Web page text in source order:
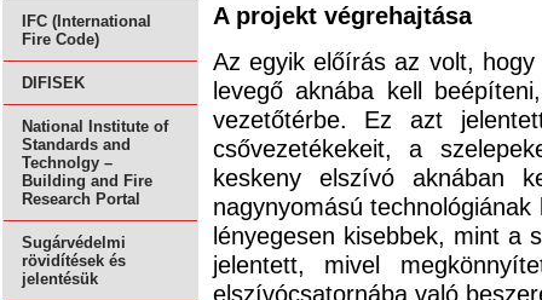
IFC (International
Fire Code)
DIFISEK
National Institute of
Standards and
Technolgy –
Building and Fire
Research Portal
Sugárvédelmi
rövidítések és
jelentésük
A projekt végrehajtása
Az egyik előírás az volt,
levegő aknába kell
vezetőtérbe. Ez azt
csővezetékekeit, a
keskeny elszívó aknában
nagynyomású
lényegesen kisebbek, mint a
jelentett, mivel
elszívócsatornába való